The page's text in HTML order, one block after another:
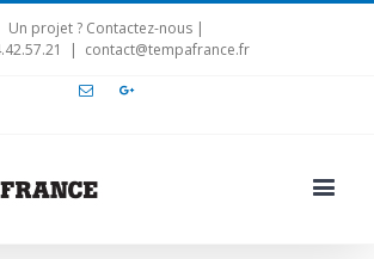
Un projet ? Contactez-nous |
| contact@tempafrance.fr
Email Google+